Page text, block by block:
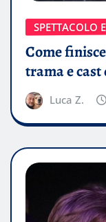
SPETTACOLO
Come
trama e
Luca Z.